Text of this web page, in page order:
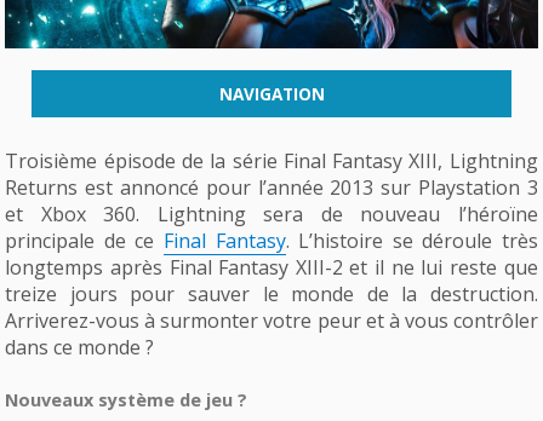
NAVIGATION
Troisième épisode de la série Final Fantasy XIII, Lightning
Returns est annoncé pour l’année 2013 sur Playstation 3
et Xbox 360. Lightning sera de nouveau l’héroïne
principale de ce Final Fantasy. L’histoire se déroule très
longtemps après Final Fantasy XIII-2 et il ne lui reste que
treize jours pour sauver le monde de la destruction.
Arriverez-vous à surmonter votre peur et à vous contrôler
dans ce monde ?
Nouveaux système de jeu ?